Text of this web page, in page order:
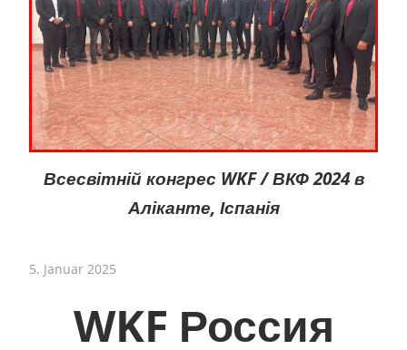
Всесвітній конгрес WKF / ВКФ 2024 в
Аліканте, Іспанія
5. Januar 2025
WKF Россия